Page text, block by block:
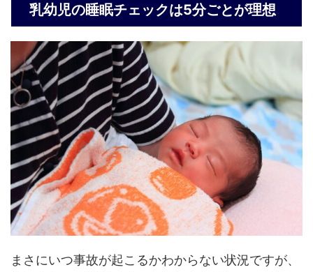
乳幼児の睡眠チェックは5分ごとが理想
まさにいつ事故が起こるかわからない状況ですが、